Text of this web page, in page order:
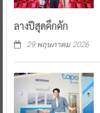
ลางปีสุดคึกคัก
29 พฤษภาคม 2026